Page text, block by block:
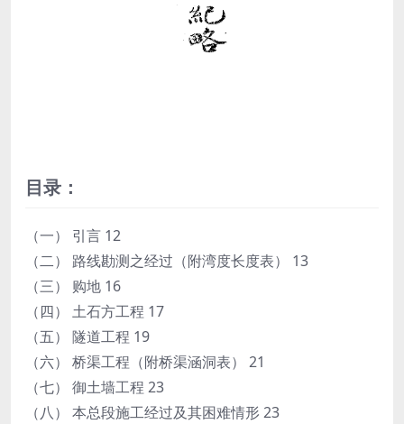
目录：
（一） 引言 12
（二） 路线勘测之经过（附湾度长度表） 13
（三） 购地 16
（四） 土石方工程 17
（五） 隧道工程 19
（六） 桥渠工程（附桥渠涵洞表） 21
（七） 御土墙工程 23
（八） 本总段施工经过及其困难情形 23